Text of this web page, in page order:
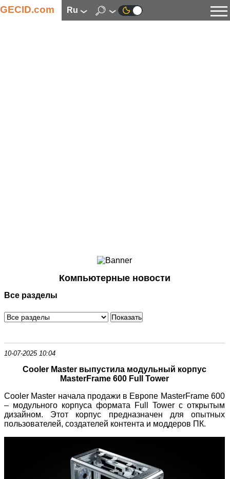
GECID.com ru
Смартфоны
Периферия
Программное обеспечение
Компьютерные новости
Все разделы
10-07-2025 10:04
Cooler Master выпустила модульный корпус
MasterFrame 600 Full Tower
Cooler Master начала продажи в Европе MasterFrame 600
– модульного корпуса формата Full Tower с открытым
дизайном. Этот корпус предназначен для опытных
пользователей, создателей контента и моддеров ПК.